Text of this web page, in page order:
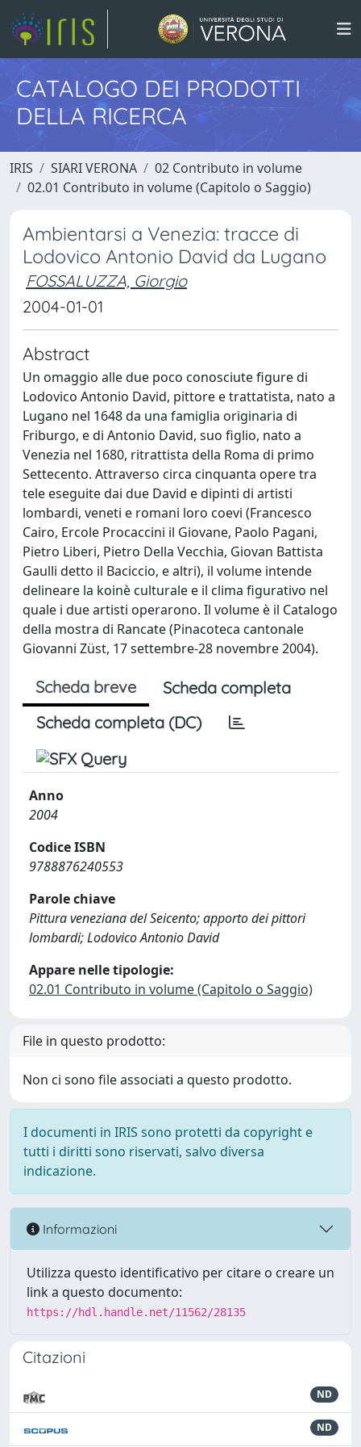
CATALOGO DEI PRODOTTI
DELLA RICERCA
IRIS SIARI VERONA
02 Contributo in volume
02.01 Contributo in volume (Capitolo o Saggio)
Ambientarsi a Venezia: tracce di
Lodovico Antonio David da Lugano
FOSSALUZZA, Giorgio
2004-01-01
Abstract
Un omaggio alle due poco conosciute figure di
Lodovico Antonio David, pittore e trattatista, nato a
Lugano nel 1648 da una famiglia originaria di
Friburgo, e di Antonio David, suo figlio, nato a
Venezia nel 1680, ritrattista della Roma di primo
Settecento. Attraverso circa cinquanta opere tra
tele eseguite dai due David e dipinti di artisti
lombardi, veneti e romani loro coevi (Francesco
Cairo, Ercole Procaccini il Giovane, Paolo Pagani,
Pietro Liberi, Pietro Della Vecchia, Giovan Battista
Gaulli detto il Baciccio, e altri), il volume intende
delineare la koinè culturale e il clima figurativo nel
quale i due artisti operarono. Il volume è il Catalogo
della mostra di Rancate (Pinacoteca cantonale
Giovanni Züst, 17 settembre-28 novembre 2004).
Scheda breve
Scheda completa
Scheda completa (DC)
Anno
2004
Codice ISBN
9788876240553
Parole chiave
Pittura veneziana del Seicento; apporto dei pittori
lombardi; Lodovico Antonio David
Appare nelle tipologie:
02.01 Contributo in volume (Capitolo o Saggio)
File in questo prodotto:
Non ci sono file associati a questo prodotto.
I documenti in IRIS sono protetti da copyright e
tutti i diritti sono riservati, salvo diversa
indicazione.
Informazioni
Utilizza questo identificativo per citare o creare un
link a questo documento:
https://hdl.handle.net/11562/28135
Citazioni
ND
ND